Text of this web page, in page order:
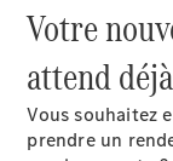
Assurances
Recommandez
votre véhicule
Votre
attend
Vous souhaitez
prendre un